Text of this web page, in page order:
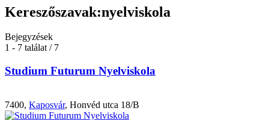
Kereszőszavak:nyelviskola
Bejegyzések
1 - 7 találat / 7
Studium Futurum Nyelviskola
7400, Kaposvár, Honvéd utca 18/B